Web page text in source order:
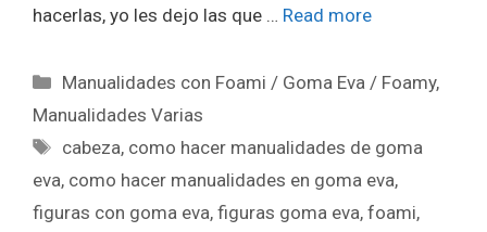
hacerlas, yo les dejo las que … Read more
Manualidades con Foami / Goma Eva / Foamy,
Manualidades Varias
cabeza, como hacer manualidades de goma
eva, como hacer manualidades en goma eva,
figuras con goma eva, figuras goma eva, foami,